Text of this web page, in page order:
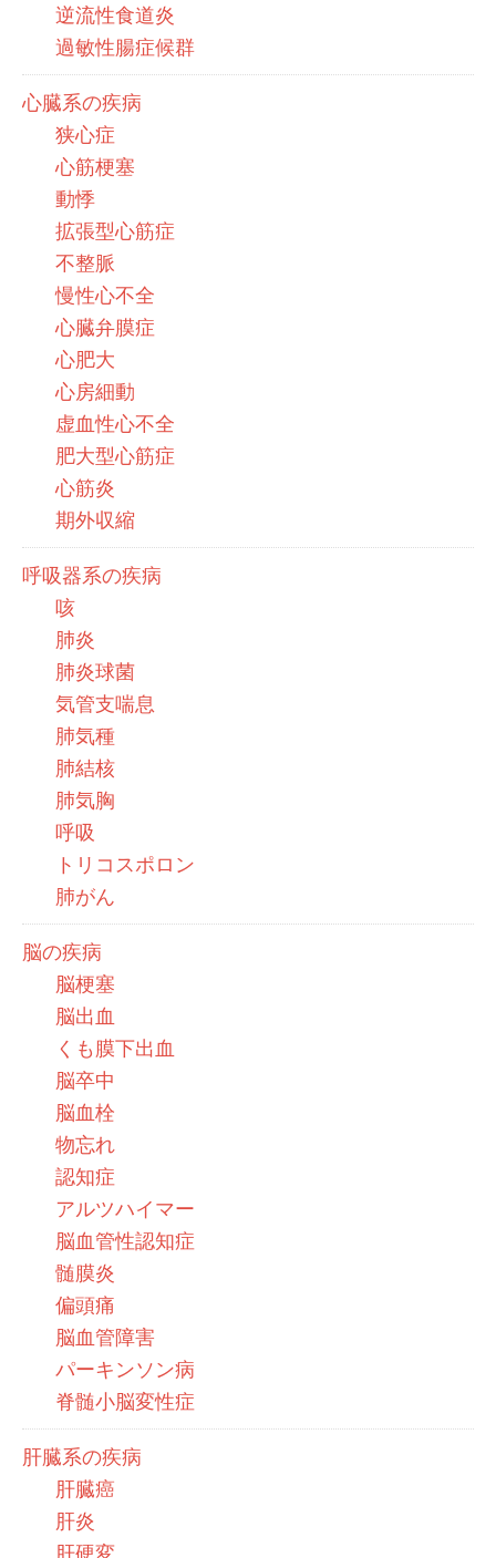
逆流性食道炎
過敏性腸症候群
心臓系の疾病
狭心症
心筋梗塞
動悸
拡張型心筋症
不整脈
慢性心不全
心臓弁膜症
心肥大
心房細動
虚血性心不全
肥大型心筋症
心筋炎
期外収縮
呼吸器系の疾病
咳
肺炎
肺炎球菌
気管支喘息
肺気種
肺結核
肺気胸
呼吸
トリコスポロン
肺がん
脳の疾病
脳梗塞
脳出血
くも膜下出血
脳卒中
脳血栓
物忘れ
認知症
アルツハイマー
脳血管性認知症
髄膜炎
偏頭痛
脳血管障害
パーキンソン病
脊髄小脳変性症
肝臓系の疾病
肝臓癌
肝炎
肝硬変